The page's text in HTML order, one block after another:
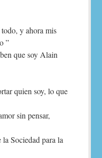
y ahora mis
”
que soy Alain
quien soy, lo que
sin pensar,
Sociedad para la